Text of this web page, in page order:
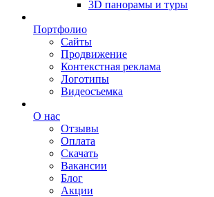
3D панорамы и туры
Портфолио
Сайты
Продвижение
Контекстная реклама
Логотипы
Видеосъемка
О нас
Отзывы
Оплата
Скачать
Вакансии
Блог
Акции